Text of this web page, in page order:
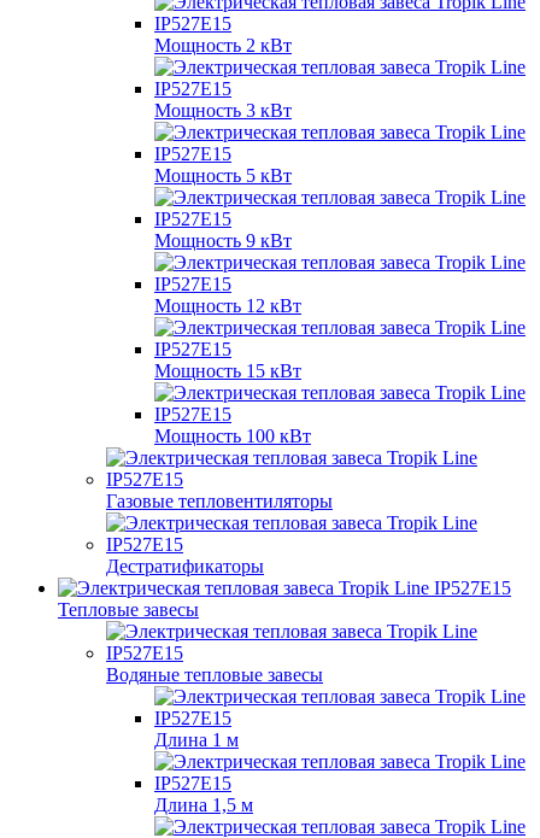
Мощность 2 кВт
Мощность 3 кВт
Мощность 5 кВт
Мощность 9 кВт
Мощность 12 кВт
Мощность 15 кВт
Мощность 100 кВт
Газовые тепловентиляторы
Дестратификаторы
Тепловые завесы
Водяные тепловые завесы
Длина 1 м
Длина 1,5 м